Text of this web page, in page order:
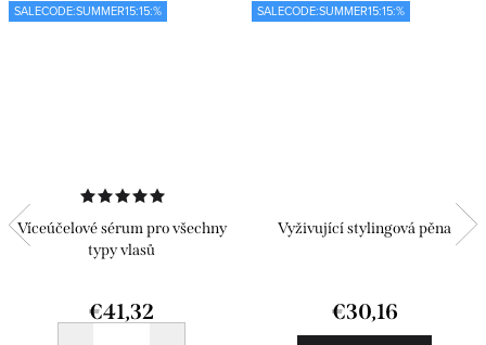
SALECODE:SUMMER15:15:%
Víceúčelové sérum pro všechny
typy vlasů
€41,32
SALECODE:SUMMER15:15:%
Vyživující stylingová pěna
€30,16